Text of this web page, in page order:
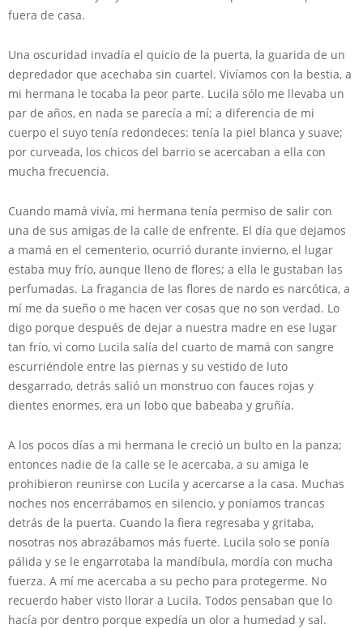
fuera de casa.
Una oscuridad invadía el quicio de la puerta, la guarida de un
depredador que acechaba sin cuartel. Vivíamos con la bestia, a
mi hermana le tocaba la peor parte. Lucila sólo me llevaba un
par de años, en nada se parecía a mí; a diferencia de mi
cuerpo el suyo tenía redondeces: tenía la piel blanca y suave;
por curveada, los chicos del barrio se acercaban a ella con
mucha frecuencia.
Cuando mamá vivía, mi hermana tenía permiso de salir con
una de sus amigas de la calle de enfrente. El día que dejamos
a mamá en el cementerio, ocurrió durante invierno, el lugar
estaba muy frío, aunque lleno de flores; a ella le gustaban las
perfumadas. La fragancia de las flores de nardo es narcótica, a
mí me da sueño o me hacen ver cosas que no son verdad. Lo
digo porque después de dejar a nuestra madre en ese lugar
tan frío, vi como Lucila salía del cuarto de mamá con sangre
escurriéndole entre las piernas y su vestido de luto
desgarrado, detrás salió un monstruo con fauces rojas y
dientes enormes, era un lobo que babeaba y gruñía.
A los pocos días a mi hermana le creció un bulto en la panza;
entonces nadie de la calle se le acercaba, a su amiga le
prohibieron reunirse con Lucila y acercarse a la casa. Muchas
noches nos encerrábamos en silencio, y poníamos trancas
detrás de la puerta. Cuando la fiera regresaba y gritaba,
nosotras nos abrazábamos más fuerte. Lucila solo se ponía
pálida y se le engarrotaba la mandíbula, mordía con mucha
fuerza. A mí me acercaba a su pecho para protegerme. No
recuerdo haber visto llorar a Lucila. Todos pensaban que lo
hacía por dentro porque expedía un olor a humedad y sal.